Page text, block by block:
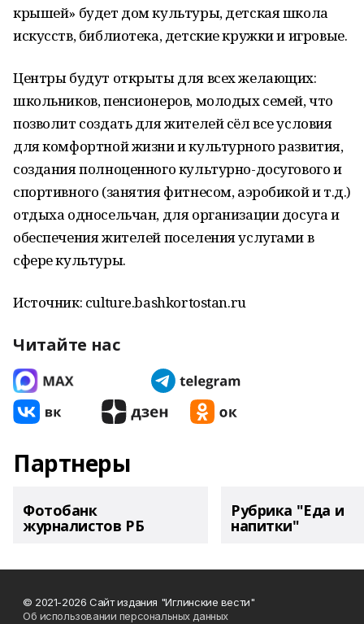
крышей» будет дом культуры, детская школа
искусств, библиотека, детские кружки и игровые.
Центры будут открыты для всех желающих:
школьников, пенсионеров, молодых семей, что
позволит создать для жителей сёл все условия
для комфортной жизни и культурного развития,
создания полноценного культурно-досугового и
спортивного (занятия фитнесом, аэробикой и т.д.)
отдыха односельчан, для организации досуга и
обеспечения жителей поселения услугами в
сфере культуры.
Источник: culture.bashkortostan.ru
Читайте нас
Партнеры
Фотобанк
журналистов РБ
Рубрика "Еда и
напитки"
© 2021-2026 Сайт издания "Иглинские вести"
Об использовании персональных данных